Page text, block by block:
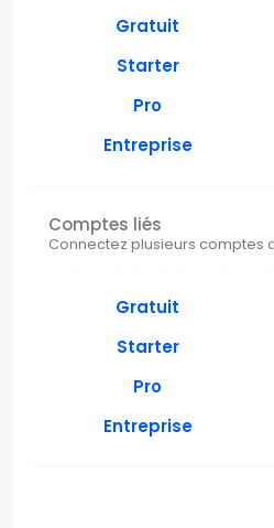
Gratuit
Starter
Pro
Entreprise
Comptes liés
Connectez plusieurs comptes
Gratuit
Starter
Pro
Entreprise